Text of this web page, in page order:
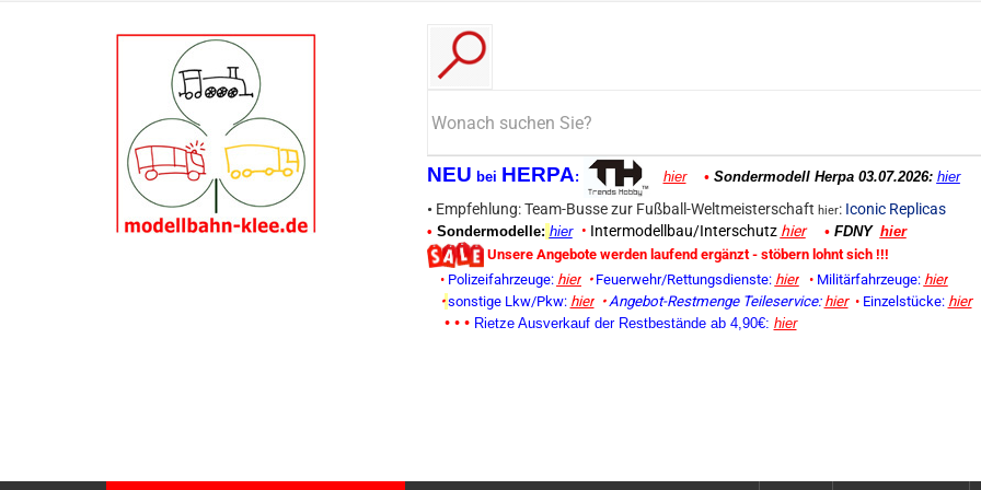
NEU bei HERPA: hier • Sondermodell Herpa 03.07.2026: hier
• Empfehlung: Team-Busse zur Fußball-Weltmeisterschaft hier: Iconic Replicas
• Sondermodelle: hier • Intermodellbau/Interschutz hier • FDNY hier
Unsere Angebote werden laufend ergänzt - stöbern lohnt sich !!!
•Polizeifahrzeuge: hier • Feuerwehr/Rettungsdienste: hier • Militärfahrzeuge: hier
• sonstige Lkw/Pkw: hier • Angebot-Restmenge Teileservice: hier • Einzelstücke: hier
• • • Rietze Ausverkauf der Restbestände ab 4,90€: hier